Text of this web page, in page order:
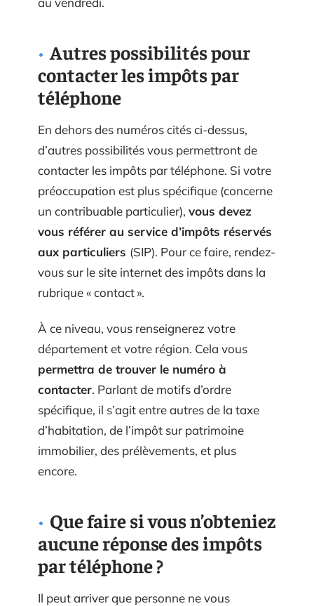
Autres possibilités pour
contacter les impôts par
téléphone
En dehors des numéros cités ci-dessus,
d’autres possibilités vous permettront de
contacter les impôts par téléphone. Si votre
préoccupation est plus spécifique (concerne
un contribuable particulier), vous devez
vous référer au service d’impôts réservés
aux particuliers (SIP). Pour ce faire, rendez-
vous sur le site internet des impôts dans la
rubrique « contact ».
À ce niveau, vous renseignerez votre
département et votre région. Cela vous
permettra de trouver le numéro à
contacter. Parlant de motifs d’ordre
spécifique, il s’agit entre autres de la taxe
d’habitation, de l’impôt sur patrimoine
immobilier, des prélèvements, et plus
encore.
Que faire si vous n’obteniez
aucune réponse des impôts
par téléphone ?
Il peut arriver que personne ne vous